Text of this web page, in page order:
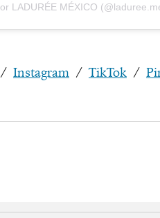
LADURÉE MÉXICO
/ Instagram / TikTok /